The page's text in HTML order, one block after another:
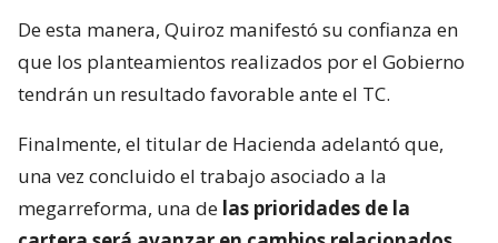
De esta manera, Quiroz manifestó su confianza en
que los planteamientos realizados por el Gobierno
tendrán un resultado favorable ante el TC.
Finalmente, el titular de Hacienda adelantó que,
una vez concluido el trabajo asociado a la
megarreforma, una de las prioridades de la